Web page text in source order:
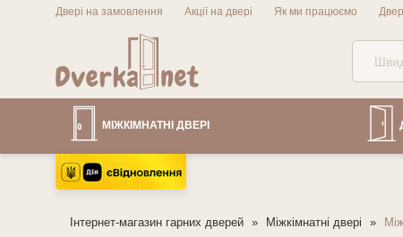
Двері на замовлення Акції на двері Як ми працюємо
МІЖКІМНАТНІ ДВЕРІ
Інтернет-магазин гарних дверей Міжкімнатні двері